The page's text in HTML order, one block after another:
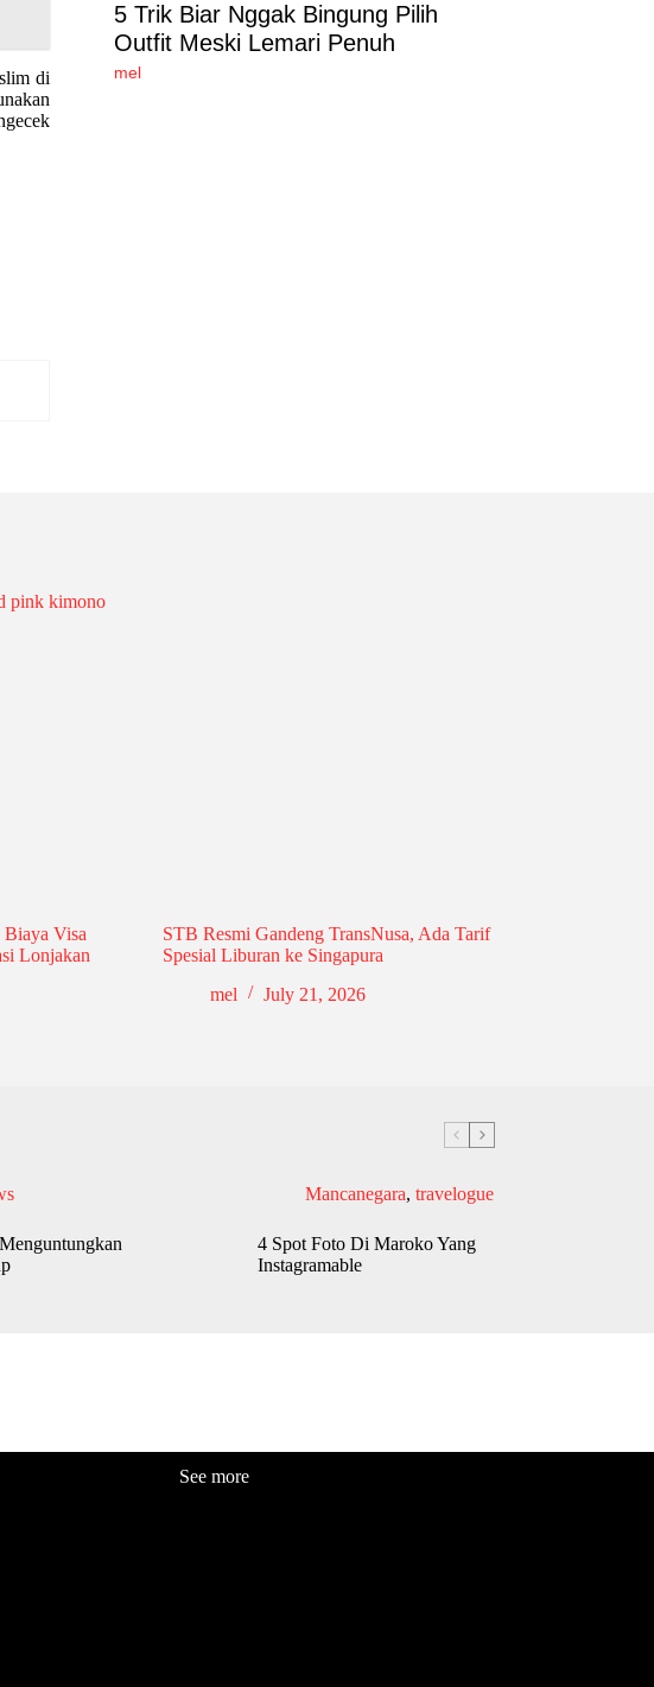
di
5 Trik Biar Nggak Bingung Pilih
Outfit Meski Lemari Penuh
mel
Biaya Visa
Lonjakan
STB Resmi Gandeng TransNusa, Ada Tarif
Spesial Liburan ke Singapura
mel
July 21, 2026
Mancanegara, travelogue
4 Spot Foto Di Maroko Yang
Instagramable
See more